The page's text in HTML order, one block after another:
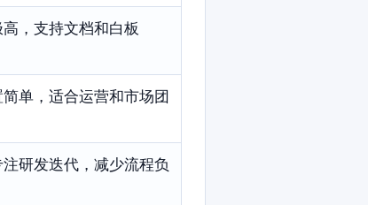
，支持文档和白板
单，适合运营和市场团
研发迭代，减少流程负